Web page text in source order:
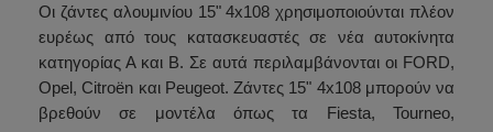
Οι ζάντες αλουμινίου 15" 4x108 χρησιμοποιούνται πλέον
ευρέως από τους κατασκευαστές σε νέα αυτοκίνητα
κατηγορίας Α και Β. Σε αυτά περιλαμβάνονται οι FORD,
Opel, Citroën και Peugeot. Ζάντες 15" 4x108 μπορούν να
βρεθούν σε μοντέλα όπως τα Fiesta, Tourneo,